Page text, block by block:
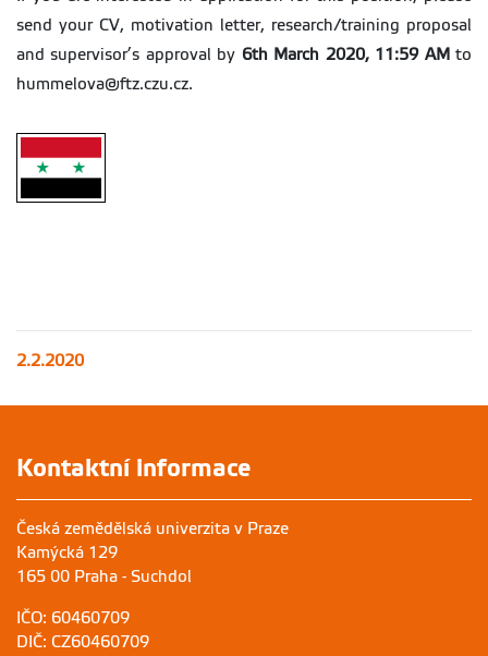
send your CV, motivation letter, research/training proposal
and supervisor’s approval by 6th March 2020, 11:59 AM to
hummelova@ftz.czu.cz.
2.2.2020
Kontaktní informace
Česká zemědělská univerzita v Praze
Kamýcká 129
165 00 Praha - Suchdol
IČO: 60460709
DIČ: CZ60460709